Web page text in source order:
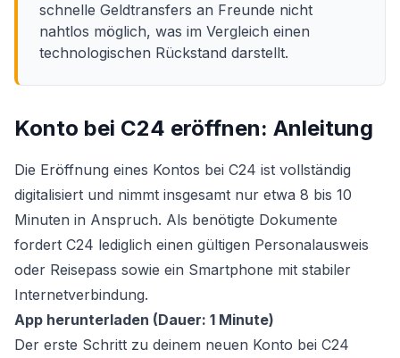
schnelle Geldtransfers an Freunde nicht
nahtlos möglich, was im Vergleich einen
technologischen Rückstand darstellt.
Konto bei C24 eröffnen: Anleitung
Die Eröffnung eines Kontos bei C24 ist vollständig
digitalisiert und nimmt insgesamt nur etwa 8 bis 10
Minuten in Anspruch. Als benötigte Dokumente
fordert C24 lediglich einen gültigen Personalausweis
oder Reisepass sowie ein Smartphone mit stabiler
Internetverbindung.
App herunterladen (Dauer: 1 Minute)
Der erste Schritt zu deinem neuen Konto bei C24